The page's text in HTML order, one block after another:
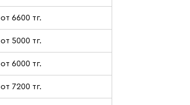
от 6600 тг.
от 5000 тг.
от 6000 тг.
от 7200 тг.